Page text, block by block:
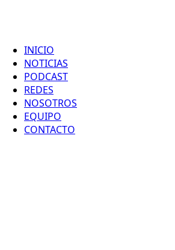
INICIO
NOTICIAS
PODCAST
REDES
NOSOTROS
EQUIPO
CONTACTO